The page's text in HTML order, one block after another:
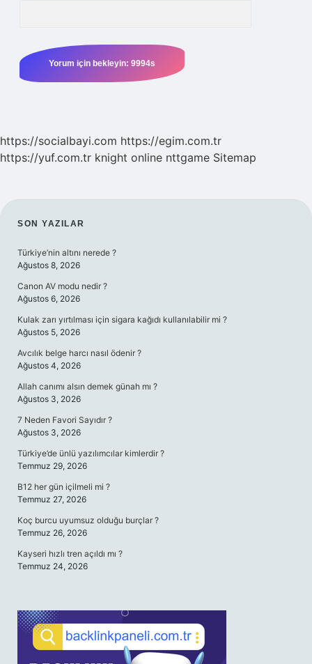
https://socialbayi.com https://egim.com.tr
https://yuf.com.tr knight online nttgame Sitemap
SIDEBAR
SON YAZILAR
Türkiye’nin altını nerede ?
Ağustos 8, 2026
Canon AV modu nedir ?
Ağustos 6, 2026
Kulak zarı yırtılması için sigara kağıdı kullanılabilir mi ?
Ağustos 5, 2026
Avcılık belge harcı nasıl ödenir ?
Ağustos 4, 2026
Allah canımı alsın demek günah mı ?
Ağustos 3, 2026
7 Neden Favori Sayıdır ?
Ağustos 3, 2026
Türkiye’de ünlü yazılımcılar kimlerdir ?
Temmuz 29, 2026
B12 her gün içilmeli mi ?
Temmuz 27, 2026
Koç burcu uyumsuz olduğu burçlar ?
Temmuz 26, 2026
Kayseri hızlı tren açıldı mı ?
Temmuz 24, 2026